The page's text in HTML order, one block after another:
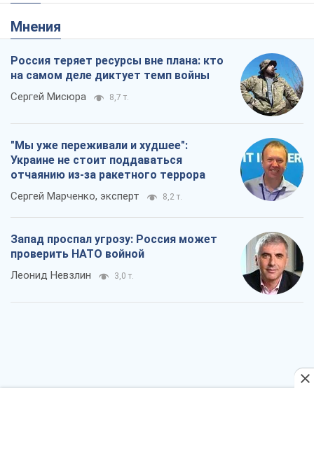
Мнения
Россия теряет ресурсы вне плана: кто
на самом деле диктует темп войны
Сергей Мисюра 8,7 т.
"Мы уже переживали и худшее":
Украине не стоит поддаваться
отчаянию из-за ракетного террора
Сергей Марченко, эксперт 8,2 т.
Запад проспал угрозу: Россия может
проверить НАТО войной
Леонид Невзлин 3,0 т.